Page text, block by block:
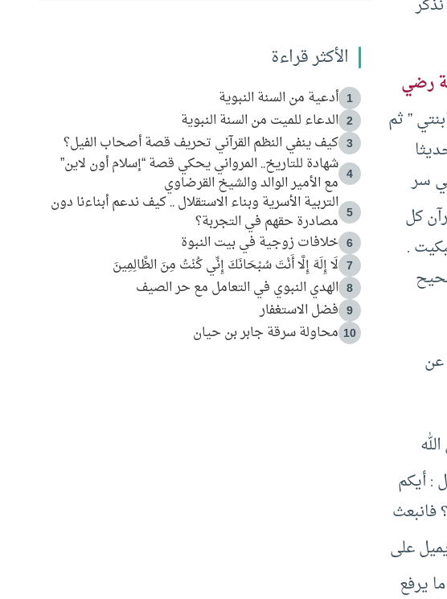
رضي
” ثم
سر
كل
.
عن
: أيكم
على
يرفع
الأكثر قراءة
1 أدعية من السنة النبوية
2 الدعاء للميت من السنة النبوية
3 كيف ينفي النظم القرآني تحريف قصة أصحاب الفيل؟
4
شهادة للتاريخ.. المرواني يحكي قصة “إسلام أون لاين”
مع الأمير الوالد والشيخ القرضاوي
5
التربية الأسرية وبناء الاستقلال .. كيف ندعم أبناءنا دون
مصادرة حقهم في التجربة؟
6 خلافات زوجية في بيت النبوة
7 لَا إِلَهَ إِلَّا أَنْتَ سُبْحَانَكَ إِنِّي كُنْتُ مِنَ الظَّالِمِينَ
8 الهدي النبوي في التعامل مع حر الصيف
9 فضل الاستغفار
10 محاولة سرقة جابر بن حيان